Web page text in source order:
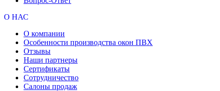
О НАС
О компании
Особенности производства окон ПВХ
Отзывы
Наши партнеры
Сертификаты
Сотрудничество
Салоны продаж